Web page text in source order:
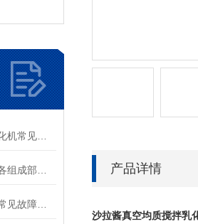
产品详情
沙拉酱真空均质搅拌乳